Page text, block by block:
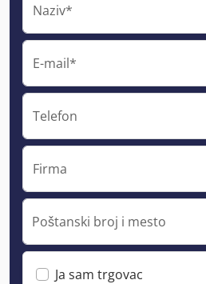
Naziv*
E-mail*
Telefon
Firma
Poštanski broj i mesto
Ja sam trgovac